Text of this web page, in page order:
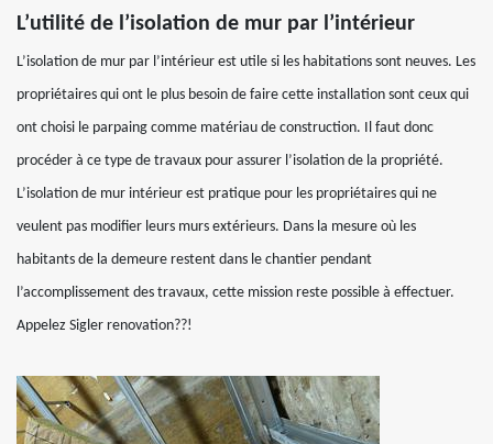
L’utilité de l’isolation de mur par l’intérieur
L’isolation de mur par l’intérieur est utile si les habitations sont neuves. Les
propriétaires qui ont le plus besoin de faire cette installation sont ceux qui
ont choisi le parpaing comme matériau de construction. Il faut donc
procéder à ce type de travaux pour assurer l’isolation de la propriété.
L’isolation de mur intérieur est pratique pour les propriétaires qui ne
veulent pas modifier leurs murs extérieurs. Dans la mesure où les
habitants de la demeure restent dans le chantier pendant
l’accomplissement des travaux, cette mission reste possible à effectuer.
Appelez Sigler renovation??!